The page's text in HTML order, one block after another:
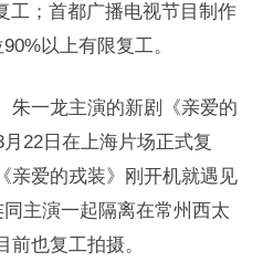
工；首都广播电视节目制作
以上有限复工。
一龙主演的新剧《亲爱的
22日在上海片场正式复
亲爱的戎装》刚开机就遇见
主演一起隔离在常州西太
也复工拍摄。